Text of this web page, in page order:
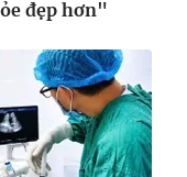
đẹp hơn"